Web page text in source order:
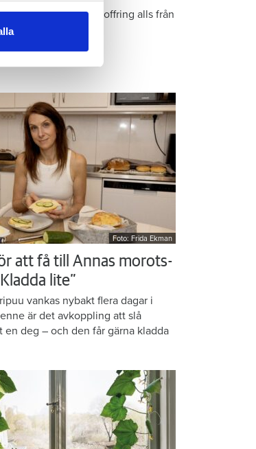
från din enhet
informationen
”Det är ingen uppoffring alls från
Kristin Rydberg.
Foto: Frida Ekman
att få till Annas morots-
lite”
vankas nybakt flera dagar i
är det avkoppling att slå
en deg – och den får gärna kladda